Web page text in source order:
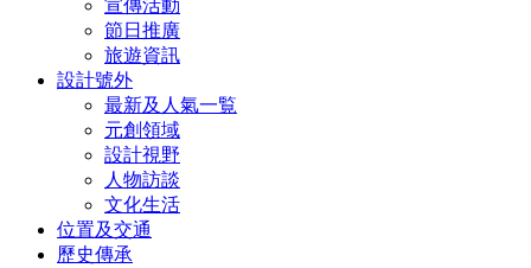
宣傳活動
節日推廣
旅遊資訊
設計號外
最新及人氣一覧
元創領域
設計視野
人物訪談
文化生活
位置及交通
歷史傳承